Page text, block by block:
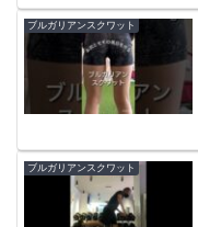
ブルガリアンスクワット
ブルガリアンスクワット